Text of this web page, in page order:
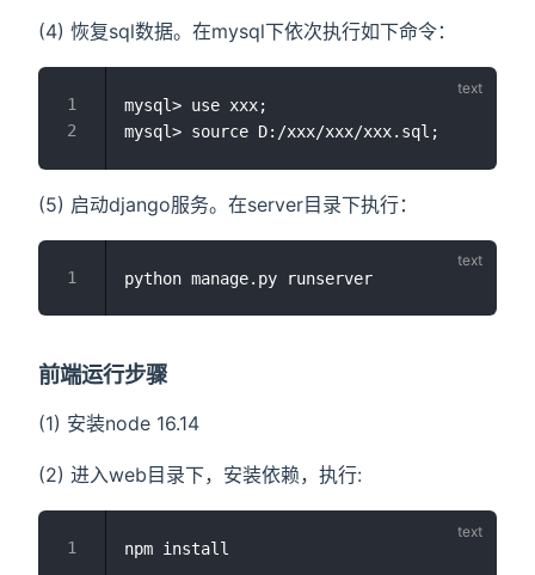
(4) 恢复sql数据。在mysql下依次执行如下命令：
mysql> use xxx;
(5) 启动django服务。在server目录下执行：
前端运行步骤
(1) 安装node 16.14
(2) 进入web目录下，安装依赖，执行: